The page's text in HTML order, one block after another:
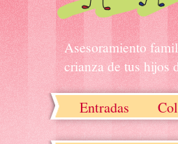
Asesoramiento
crianza de tus hijos
Entradas
Recursos